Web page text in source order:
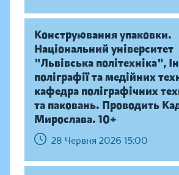
Конструювання упаковки.
Національний університет
"Львівська політехніка",
поліграфії та медійних
кафедра поліграфічних
та паковань. Проводить
Мирослава. 10+
28 Червня 2026 15:00